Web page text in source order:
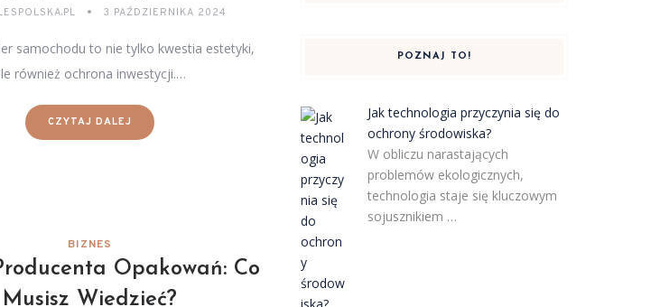
3 PAŹDZIERNIKA 2024
samochodu to nie tylko kwestia estetyki,
również ochrona inwestycji.…
CZYTAJ DALEJ
BIZNES
Opakowań: Co
Musisz Wiedzieć?
POZNAJ TO!
Jak technologia przyczynia się do
ochrony środowiska?
W obliczu narastających
problemów ekologicznych,
technologia staje się kluczowym
sojusznikiem …